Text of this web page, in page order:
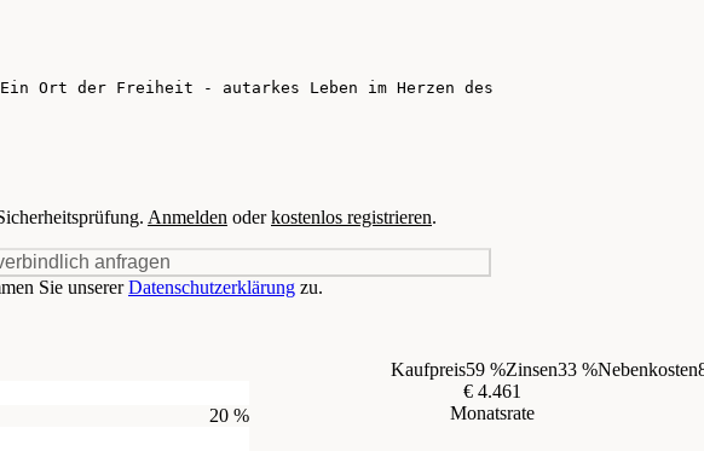
Anmelden oderkostenlos registrieren.
anfragen
Sie unsererDatenschutzerklärung zu.
20 %
Kaufpreis59 %Zinsen33 %Nebenkosten
€ 4.461
Monatsrate